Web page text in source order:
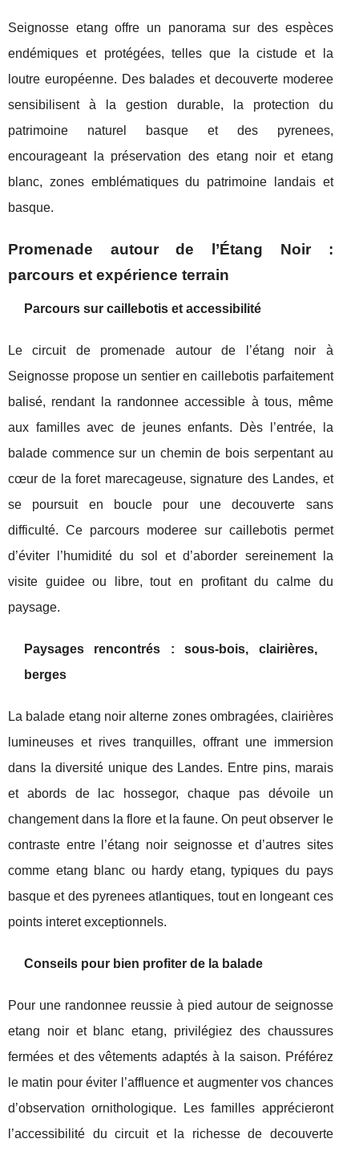
Seignosse etang offre un panorama sur des espèces
endémiques et protégées, telles que la cistude et la
loutre européenne. Des balades et decouverte moderee
sensibilisent à la gestion durable, la protection du
patrimoine naturel basque et des pyrenees,
encourageant la préservation des etang noir et etang
blanc, zones emblématiques du patrimoine landais et
basque.
Promenade autour de l’Étang Noir :
parcours et expérience terrain
Parcours sur caillebotis et accessibilité
Le circuit de promenade autour de l’étang noir à
Seignosse propose un sentier en caillebotis parfaitement
balisé, rendant la randonnee accessible à tous, même
aux familles avec de jeunes enfants. Dès l’entrée, la
balade commence sur un chemin de bois serpentant au
cœur de la foret marecageuse, signature des Landes, et
se poursuit en boucle pour une decouverte sans
difficulté. Ce parcours moderee sur caillebotis permet
d’éviter l’humidité du sol et d’aborder sereinement la
visite guidee ou libre, tout en profitant du calme du
paysage.
Paysages rencontrés : sous-bois, clairières,
berges
La balade etang noir alterne zones ombragées, clairières
lumineuses et rives tranquilles, offrant une immersion
dans la diversité unique des Landes. Entre pins, marais
et abords de lac hossegor, chaque pas dévoile un
changement dans la flore et la faune. On peut observer le
contraste entre l’étang noir seignosse et d’autres sites
comme etang blanc ou hardy etang, typiques du pays
basque et des pyrenees atlantiques, tout en longeant ces
points interet exceptionnels.
Conseils pour bien profiter de la balade
Pour une randonnee reussie à pied autour de seignosse
etang noir et blanc etang, privilégiez des chaussures
fermées et des vêtements adaptés à la saison. Préférez
le matin pour éviter l’affluence et augmenter vos chances
d’observation ornithologique. Les familles apprécieront
l’accessibilité du circuit et la richesse de decouverte